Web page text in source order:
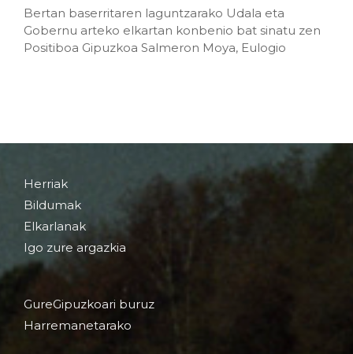
Bertan baserritaren laguntzarako Udala eta
Gobernu arteko elkartan konbenio bat sinatu zen
Positiboa Gipuzkoa Salmeron Moya, Eulogio
Herriak
Bildumak
Elkarlanak
Igo zure argazkia
GureGipuzkoari buruz
Harremanetarako